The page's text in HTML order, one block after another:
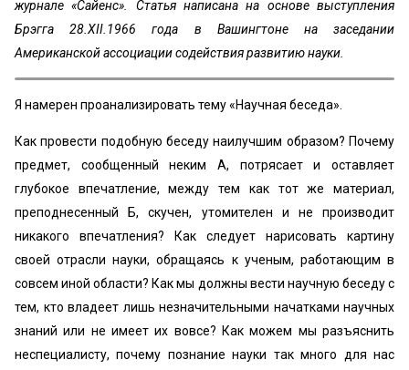
журнале «Сайенс». Статья написана на основе выступления
Брэгга 28.XII.1966 года в Вашингтоне на заседании
Американской ассоциации содействия развитию науки.
Я намерен проанализировать тему «Научная беседа».
Как провести подобную беседу наилучшим образом? Почему
предмет, сообщенный неким А, потрясает и оставляет
глубокое впечатление, между тем как тот же материал,
преподнесенный Б, скучен, утомителен и не производит
никакого впечатления? Как следует нарисовать картину
своей отрасли науки, обращаясь к ученым, работающим в
совсем иной области? Как мы должны вести научную беседу с
тем, кто владеет лишь незначительными начатками научных
знаний или не имеет их вовсе? Как можем мы разъяснить
неспециалисту, почему познание науки так много для нас